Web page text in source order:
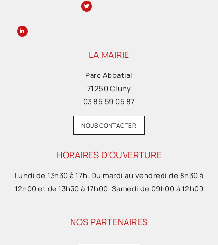
LA MAIRIE
Parc Abbatial
71250 Cluny
03 85 59 05 87
NOUS CONTACTER
HORAIRES D'OUVERTURE
Lundi de 13h30 à 17h. Du mardi au vendredi de 8h30 à
12h00 et de 13h30 à 17h00. Samedi de 09h00 à 12h00
NOS PARTENAIRES